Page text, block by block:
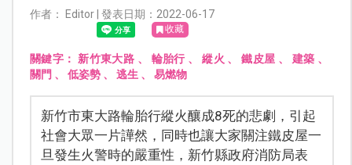
作者： Editor | 發表日期：2022-06-17
收藏
關鍵字： 新竹東大路 、 輪胎行 、縱火 、鐵皮屋 、 建築 、
關門 、 低姿勢、 逃生 、 易燃物
新竹市東大路輪胎行縱火釀成8死的悲劇，引起
社會大眾一片譁然，同時也讓大家關注鐵皮屋一
旦發生火警時的嚴重性，新竹縣政府消防局表